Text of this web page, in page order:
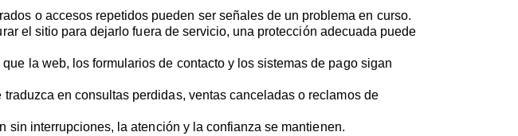
o accesos repetidos pueden ser señales de un problema en curso.
el sitio para dejarlo fuera de servicio, una protección adecuada puede
la web, los formularios de contacto y los sistemas de pago sigan
en consultas perdidas, ventas canceladas o reclamos de
sin interrupciones, la atención y la confianza se mantienen.